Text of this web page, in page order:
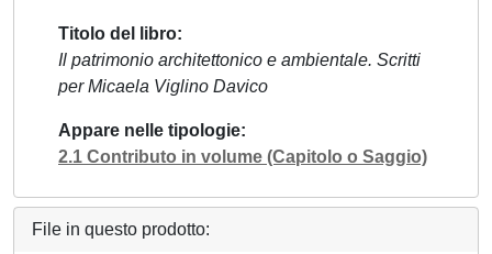
Titolo del libro
Il patrimonio architettonico e ambientale. Scritti
per Micaela Viglino Davico
Appare nelle tipologie
2.1 Contributo in volume (Capitolo o Saggio)
File in questo prodotto: